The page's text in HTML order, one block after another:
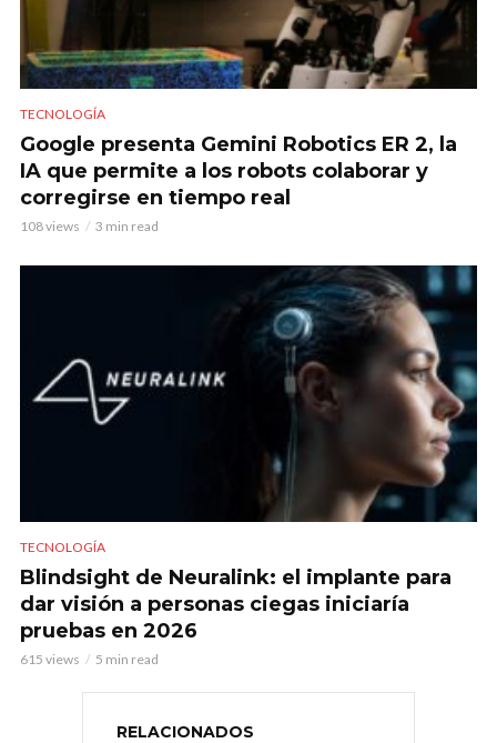
TECNOLOGÍA
Google presenta Gemini Robotics ER 2, la
IA que permite a los robots colaborar y
corregirse en tiempo real
108 views 3 min read
TECNOLOGÍA
Blindsight de Neuralink: el implante para
dar visión a personas ciegas iniciaría
pruebas en 2026
615 views 5 min read
RELACIONADOS